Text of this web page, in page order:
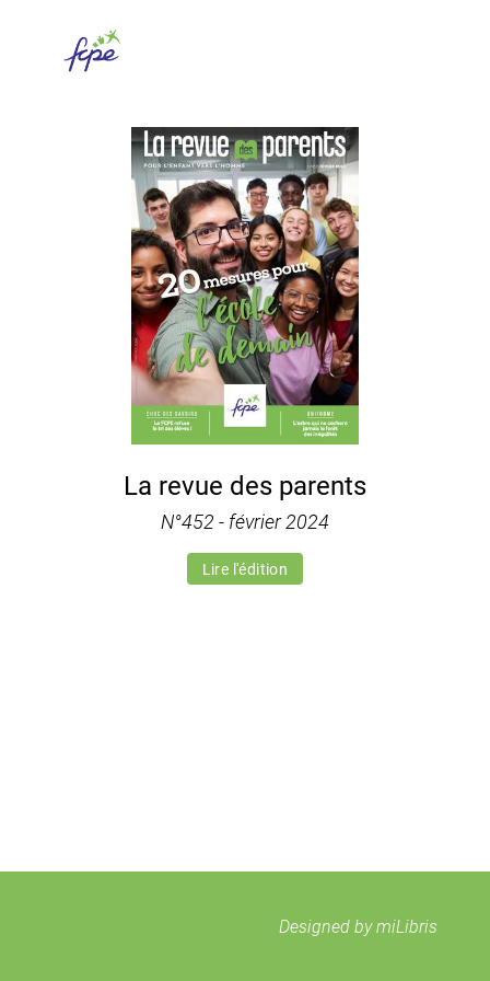
La revue des parents
N°452 - février 2024
Lire l'édition
Designed by miLibris